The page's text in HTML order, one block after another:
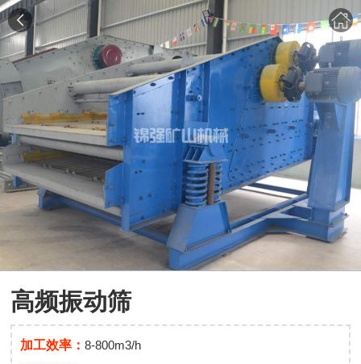
高频振动筛
加工效率：8-800m3/h